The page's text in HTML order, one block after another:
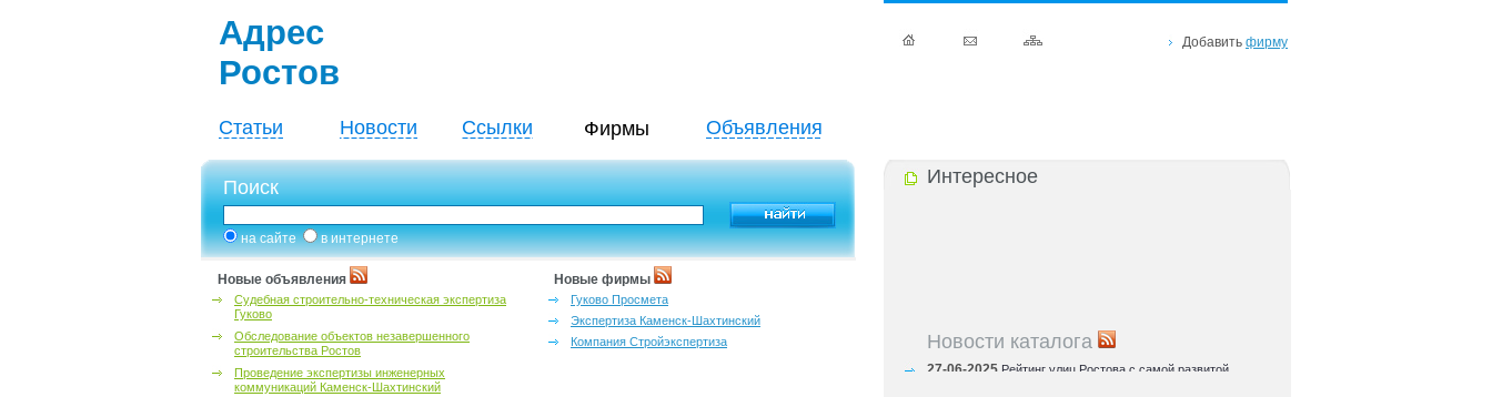
Адрес
Ростов
Статьи Новости Ссылки Фирмы Объявления
Добавить фирму
Поиск
на сайте в интернете
Новые объявления
Судебная строительно-техническая экспертиза
Гуково
Обследование объектов незавершенного
строительства Ростов
Проведение экспертизы инженерных
коммуникаций Каменск-Шахтинский
Новые фирмы
Гуково Просмета
Экспертиза Каменск-Шахтинский
Компания Стройэкспертиза
Интересное
Новости каталога
27-06-2025 Рейтинг улиц Ростова с самой развитой